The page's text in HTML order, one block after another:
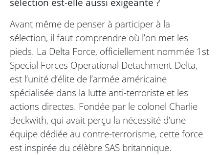
Avant même de penser à participer à la
sélection, il faut comprendre où l’on met les
pieds. La Delta Force, officiellement nommée 1st
Special Forces Operational Detachment-Delta,
est l’unité d’élite de l’armée américaine
spécialisée dans la lutte anti-terroriste et les
actions directes. Fondée par le colonel Charlie
Beckwith, qui avait perçu la nécessité d’une
équipe dédiée au contre-terrorisme, cette force
est inspirée du célèbre SAS britannique.